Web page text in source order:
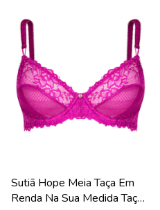
Sutiã Hope Meia Taça Em
Renda Na Sua Medida Taça